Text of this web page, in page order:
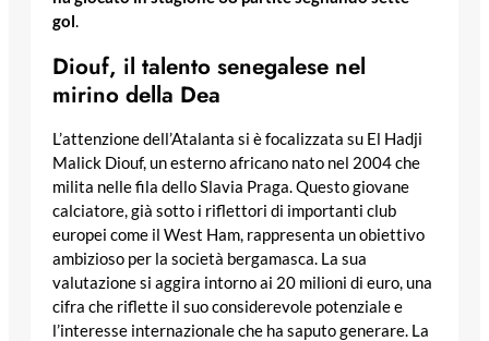
gol.
Diouf, il talento senegalese nel
mirino della Dea
L’attenzione dell’Atalanta si è focalizzata su El Hadji
Malick Diouf, un esterno africano nato nel 2004 che
milita nelle fila dello Slavia Praga. Questo giovane
calciatore, già sotto i riflettori di importanti club
europei come il West Ham, rappresenta un obiettivo
ambizioso per la società bergamasca. La sua
valutazione si aggira intorno ai 20 milioni di euro, una
cifra che riflette il suo considerevole potenziale e
l’interesse internazionale che ha saputo generare. La